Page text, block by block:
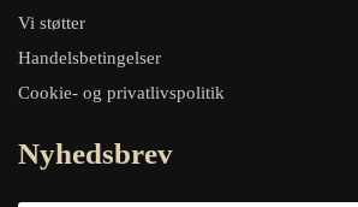
Vi støtter
Handelsbetingelser
Cookie- og privatlivspolitik
Nyhedsbrev